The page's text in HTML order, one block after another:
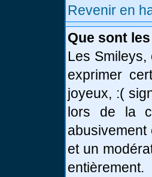
Revenir en
Que sont
Les Smileys,
exprimer
joyeux, :(
lors de la
et un
entièrement.